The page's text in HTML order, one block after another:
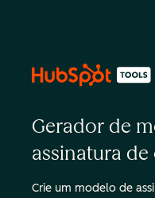
Gerador de
assinatura de
Crie um modelo de